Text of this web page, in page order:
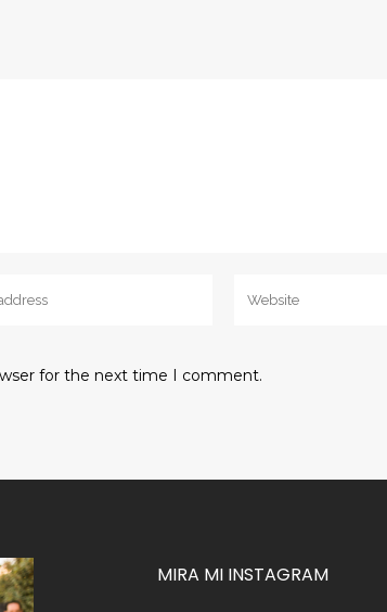
for the next time I comment.
MIRA MI INSTAGRAM